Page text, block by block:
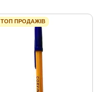
ТОП ПРОДАЖІВ